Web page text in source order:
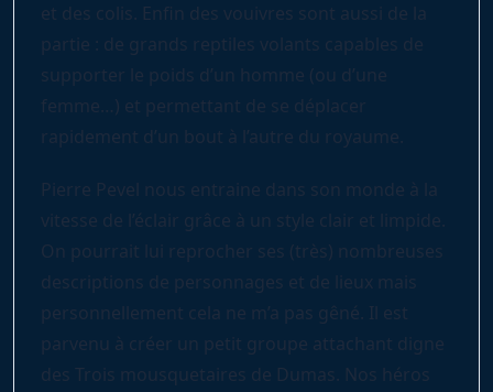
et des colis. Enfin des vouivres sont aussi de la
partie : de grands reptiles volants capables de
supporter le poids d’un homme (ou d’une
femme…) et permettant de se déplacer
rapidement d’un bout à l’autre du royaume.
Pierre Pevel nous entraine dans son monde à la
vitesse de l’éclair grâce à un style clair et limpide.
On pourrait lui reprocher ses (très) nombreuses
descriptions de personnages et de lieux mais
personnellement cela ne m’a pas gêné. Il est
parvenu à créer un petit groupe attachant digne
des Trois mousquetaires de Dumas. Nos héros